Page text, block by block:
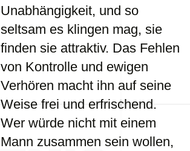
Unabhängigkeit, und so
seltsam es klingen mag, sie
finden sie attraktiv. Das Fehlen
von Kontrolle und ewigen
Verhören macht ihn auf seine
Weise frei und erfrischend.
Wer würde nicht mit einem
Mann zusammen sein wollen,